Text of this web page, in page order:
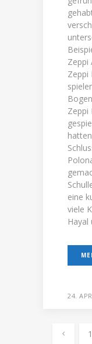
Zeppi
Zeppi
Zeppi
eine
viele
Hayal
24.
1